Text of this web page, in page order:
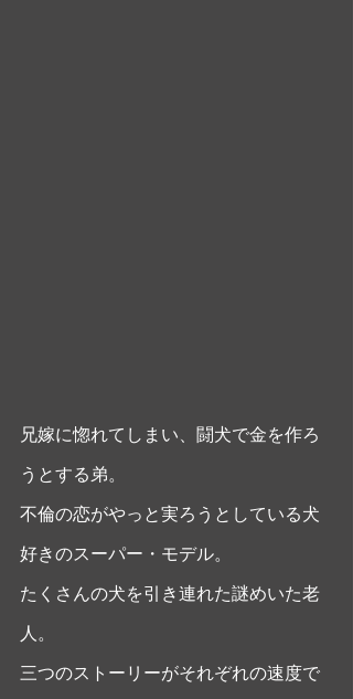
兄嫁に惚れてしまい、闘犬で金を作ろ
うとする弟。
不倫の恋がやっと実ろうとしている犬
好きのスーパー・モデル。
たくさんの犬を引き連れた謎めいた老
人。
三つのストーリーがそれぞれの速度で